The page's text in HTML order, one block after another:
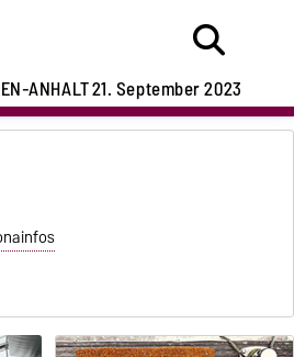
ANHALT21. September 2023